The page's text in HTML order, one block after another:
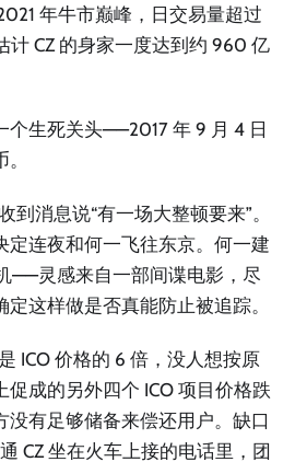
年牛市巅峰，日交易量超过
计 CZ 的身家一度达到约 960 亿
个生死关头——2017 年 9 月 4 日
到消息说“有一场大整顿要来”。
定连夜和何一飞往东京。何一建
——灵感来自一部间谍电影，尽
这样做是否真能防止被追踪。
ICO 价格的 6 倍，没人想按原
成的另外四个 ICO 项目价格跌
没有足够储备来偿还用户。缺口
CZ 坐在火车上接的电话里，团